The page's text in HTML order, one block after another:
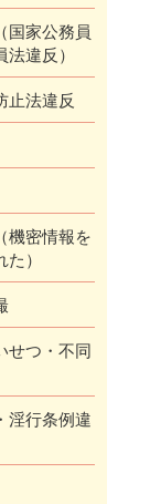
家公務員
違反）
法違反
密情報を
）
つ・不同
行条例違